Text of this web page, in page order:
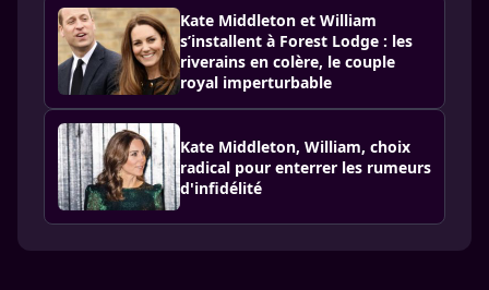
Kate Middleton et William
s’installent à Forest Lodge : les
riverains en colère, le couple
royal imperturbable
Kate Middleton, William, choix
radical pour enterrer les rumeurs
d'infidélité